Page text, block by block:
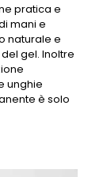
pratica e
mani e
naturale e
gel. Inoltre
unghie
è solo